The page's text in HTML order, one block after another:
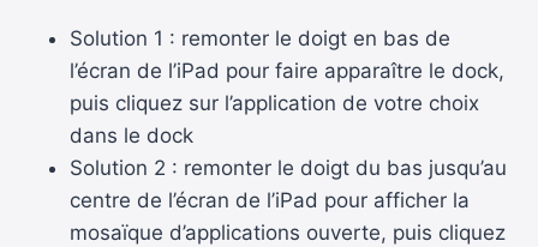
Solution 1 : remonter le doigt en bas de
l’écran de l’iPad pour faire apparaître le dock,
puis cliquez sur l’application de votre choix
dans le dock
Solution 2 : remonter le doigt du bas jusqu’au
centre de l’écran de l’iPad pour afficher la
mosaïque d’applications ouverte, puis cliquez